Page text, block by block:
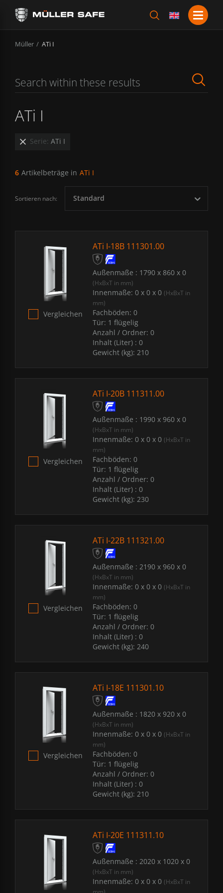
Müller ATi I
ATi I
Serie: ATi I
6 Artikelbeträge in ATi I
Sortieren nach: Standard
Vergleichen
ATi I-18B 111301.00
Außenmaße : 1790 x 860 x 0
(HxBxT in mm)
Innenmaße: 0 x 0 x 0 (HxBxT in
mm)
Fachböden: 0
Tür: 1 flügelig
Anzahl / Ordner: 0
Inhalt (Liter) : 0
Gewicht (kg): 210
Vergleichen
ATi I-20B 111311.00
Außenmaße : 1990 x 960 x 0
(HxBxT in mm)
Innenmaße: 0 x 0 x 0 (HxBxT in
mm)
Fachböden: 0
Tür: 1 flügelig
Anzahl / Ordner: 0
Inhalt (Liter) : 0
Gewicht (kg): 230
Vergleichen
ATi I-22B 111321.00
Außenmaße : 2190 x 960 x 0
(HxBxT in mm)
Innenmaße: 0 x 0 x 0 (HxBxT in
mm)
Fachböden: 0
Tür: 1 flügelig
Anzahl / Ordner: 0
Inhalt (Liter) : 0
Gewicht (kg): 240
Vergleichen
ATi I-18E 111301.10
Außenmaße : 1820 x 920 x 0
(HxBxT in mm)
Innenmaße: 0 x 0 x 0 (HxBxT in
mm)
Fachböden: 0
Tür: 1 flügelig
Anzahl / Ordner: 0
Inhalt (Liter) : 0
Gewicht (kg): 210
ATi I-20E 111311.10
Außenmaße : 2020 x 1020 x 0
(HxBxT in mm)
Innenmaße: 0 x 0 x 0 (HxBxT in